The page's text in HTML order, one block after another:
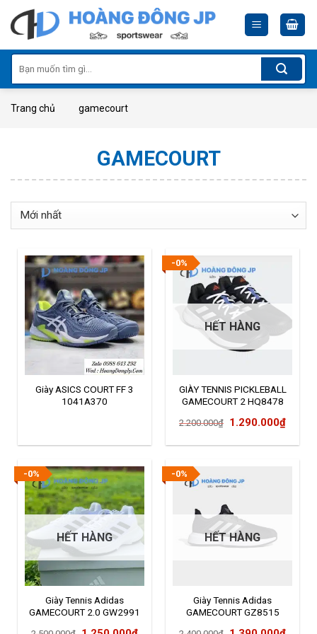
content
kiếm:
Trang chủ gamecourt
GAMECOURT
Giày ASICS COURT FF 3
1041A370
-0%
HẾT HÀNG
GIÀY TENNIS PICKLEBALL
GAMECOURT 2 HQ8478
2.200.000₫ Giá
1.290.000₫Giá
-0%
HẾT HÀNG
Giày Tennis Adidas
GAMECOURT 2.0 GW2991
-0%
HẾT HÀNG
Giày Tennis Adidas
GAMECOURT GZ8515